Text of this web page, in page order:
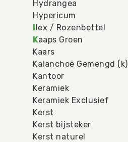
Hydrangea
Hypericum
Ilex / Rozenbottel
Kaaps Groen
Kaars
Kalanchoë Gemengd (k)
Kantoor
Keramiek
Keramiek Exclusief
Kerst
Kerst bijsteker
Kerst naturel